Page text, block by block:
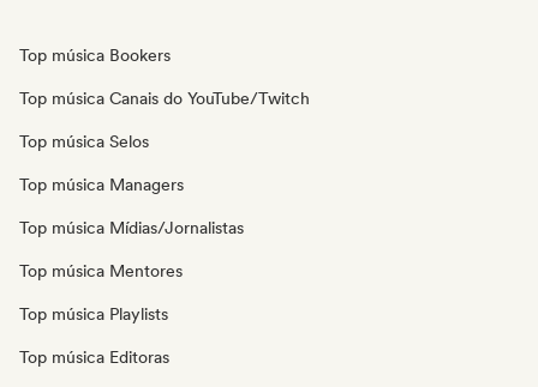
Top música Bookers
Top música Canais do YouTube/Twitch
Top música Selos
Top música Managers
Top música Mídias/Jornalistas
Top música Mentores
Top música Playlists
Top música Editoras